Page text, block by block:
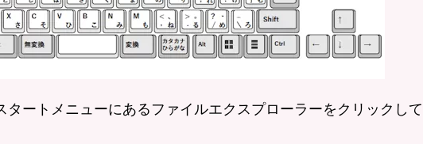
タートメニューにあるファイルエクスプローラーをクリックして